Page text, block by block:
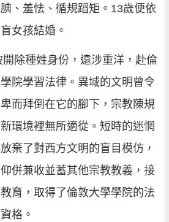
、羞怯、循規蹈矩。13歲便依
女孩結婚。
除種姓身份，遠涉重洋，赴倫
院學習法律。異域的文明曾令
而拜倒在它的腳下，宗教陳規
環境裡無所適從。短時的迷惘
棄了對西方文明的盲目模仿，
併兼收並蓄其他宗教教義，接
育，取得了倫敦大學學院的法
格。